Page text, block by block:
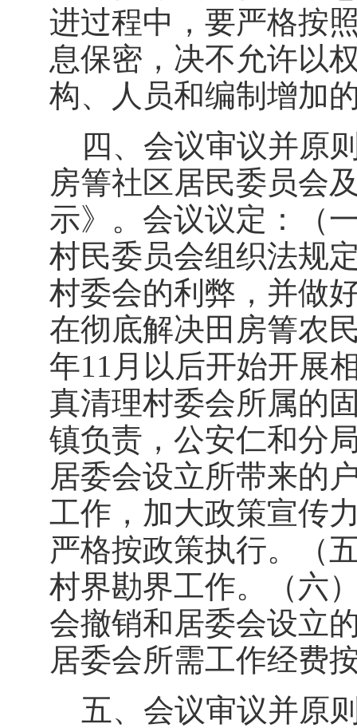
进过程中，要严格按
息保密，决不允许以
构、人员和编制增加
四、会议审议并原
房箐社区居民委员会
示》。会议议定：（
村民委员会组织法规
村委会的利弊，并做
在彻底解决田房箐农
年11月以后开始开展
真清理村委会所属的
镇负责，公安仁和分
居委会设立所带来的
工作，加大政策宣传
严格按政策执行。（
村界勘界工作。（六
会撤销和居委会设立
居委会所需工作经费
五、会议审议并原